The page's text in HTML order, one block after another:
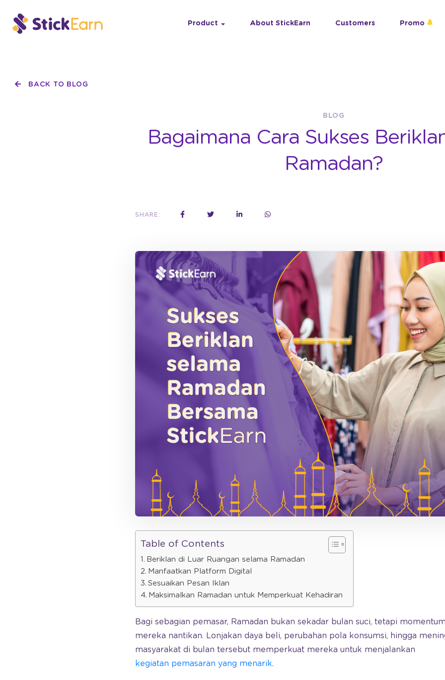
Product About StickEarn Customers Promo
BACK TO BLOG
BLOG
Bagaimana Cara Sukses
Ramadan?
SHARE:
Table of Contents
Beriklan di Luar Ruangan selama Ramadan
Manfaatkan Platform Digital
Sesuaikan Pesan Iklan
Maksimalkan Ramadan untuk Memperkuat Kehadiran
Bagi sebagian pemasar, Ramadan bukan sekadar bulan suci, tetapi
mereka nantikan. Lonjakan daya beli, perubahan pola konsumsi, hingga
masyarakat di bulan tersebut memperkuat mereka untuk menjalankan
kegiatan pemasaran yang menarik.